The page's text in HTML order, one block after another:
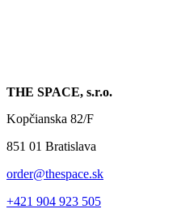
THE SPACE, s.r.o.
Kopčianska 82/F
851 01 Bratislava
order@thespace.sk
+421 904 923 505